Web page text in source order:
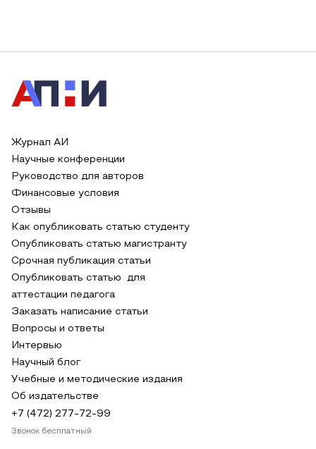
Журнал АИ
Научные конференции
Руководство для авторов
Финансовые условия
Отзывы
Как опубликовать статью студенту
Опубликовать статью магистранту
Срочная публикация статьи
Опубликовать статью для
аттестации педагога
Заказать написание статьи
Вопросы и ответы
Интервью
Научный блог
Учебные и методические издания
Об издательстве
+7 (472) 277-72-99
Звонок бесплатный